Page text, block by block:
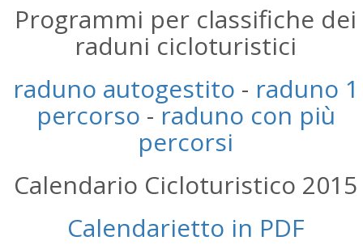
Programmi per classifiche dei
raduni cicloturistici
raduno autogestito - raduno 1
percorso - raduno con più
percorsi
Calendario Cicloturistico 2015
Calendarietto in PDF